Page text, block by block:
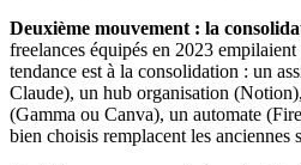
Deuxième mouvement : la
freelances équipés en 2023
tendance est à la consolidation : un
Claude), un hub organisation
(Gamma ou Canva), un automate
bien choisis remplacent les anciennes